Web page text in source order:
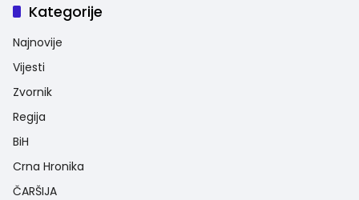
Kategorije
Najnovije
Vijesti
Zvornik
Regija
BiH
Crna Hronika
ČARŠIJA